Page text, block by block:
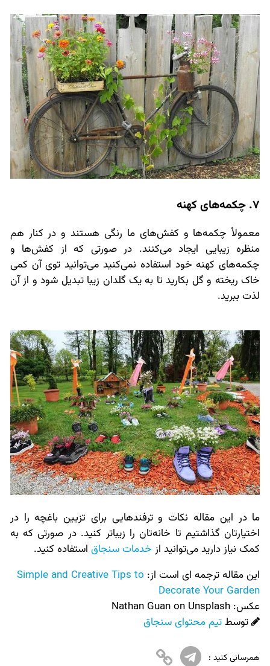
7. چکمه‌های کهنه
معمولاً چکمه‌ها و کفش‌های ما رنگی هستند و در کنار هم
منظره زیبایی ایجاد می‌کنند. در صورتی که از کفش‌ها و
چکمه‌های کهنه خود استفاده نمی‌کنید می‌توانید توی آن کمی
خاک ریخته و گل بکارید تا به یک گلدان زیبا تبدیل شود و از آن
لذت ببرید.
ما در این مقاله نکات و ترفندهایی برای تزیین باغچه را در
اختیارتان گذاشتیم تا خانه‌تان را زیباتر کنید. در صورتی که به
کمک نیاز دارید می‌توانید ازخدمات سنجاقاستفاده کنید.
این مقاله ترجمه ای است از: Simple and Creative Tips to
Decorate Your Garden
عکس:‌ Nathan Guan on Unsplash
توسطتیم محتوای سنجاق
همرسانی کنید :